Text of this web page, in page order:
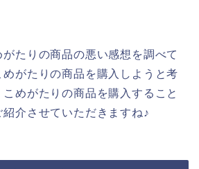
たりの商品の悪い感想を調べて
がたりの商品を購入しようと考
めがたりの商品を購入すること
介させていただきますね♪